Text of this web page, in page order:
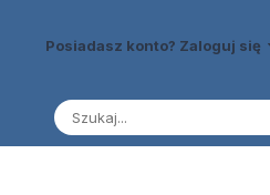
Posiadasz konto? Zaloguj się